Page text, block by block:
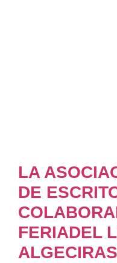
LA
DE
FERIADEL
ALGECIRAS